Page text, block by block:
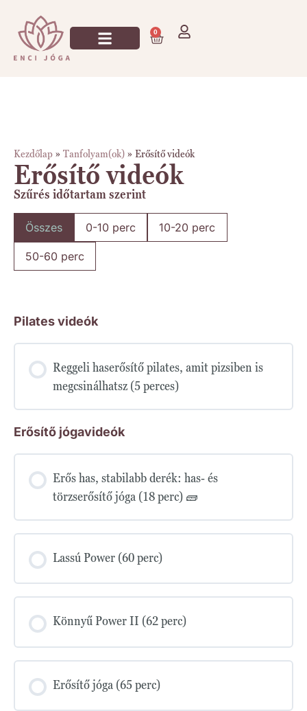
0
Kezdőlap » Tanfolyam(ok) » Erősítő videók
Erősítő videók
Szűrés időtartam szerint
Összes 0-10 perc 10-20 perc
50-60 perc
Pilates videók
Reggeli haserősítő pilates, amit pizsiben is
megcsinálhatsz (5 perces)
Erősítő jógavideók
Erős has, stabilabb derék: has- és
törzserősítő jóga (18 perc) 🧱
Lassú Power (60 perc)
Könnyű Power II (62 perc)
Erősítő jóga (65 perc)